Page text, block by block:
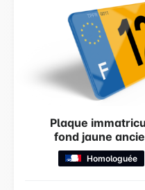
Plaque
fond jaune
Homologuée